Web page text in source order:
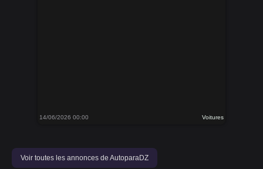
14/06/2026 00:00 Voitures
Voir toutes les annonces de AutoparaDZ